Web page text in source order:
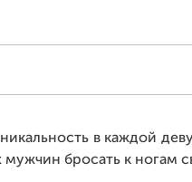
в каждой
мужчин бросать к ногам